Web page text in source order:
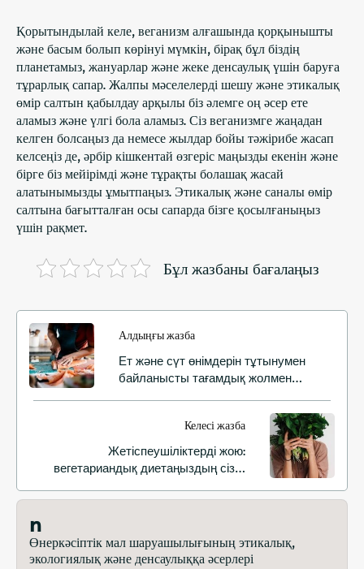
Қорытындылай келе, веганизм алғашында қорқынышты
және басым болып көрінуі мүмкін, бірақ бұл біздің
планетамыз, жануарлар және жеке денсаулық үшін баруға
тұрарлық сапар. Жалпы мәселелерді шешу және этикалық
өмір салтын қабылдау арқылы біз әлемге оң әсер ете
аламыз және үлгі бола аламыз. Сіз веганизмге жаңадан
келген болсаңыз да немесе жылдар бойы тәжірибе жасап
келсеңіз де, әрбір кішкентай өзгеріс маңызды екенін және
бірге біз мейірімді және тұрақты болашақ жасай
алатынымызды ұмытпаңыз. Этикалық және саналы өмір
салтына бағытталған осы сапарда бізге қосылғаныңыз
үшін рақмет.
Бұл жазбаны бағалаңыз
Алдыңғы жазба
Ет және сүт өнімдерін тұтынумен
байланысты тағамдық жолмен
Келесі жазба
Жетіспеушіліктерді жою:
вегетариандық диетаңыздың сізге
қамтамасыз ететініне көз жеткізу
n
Өнеркәсіптік мал шаруашылығының этикалық,
экологиялық және денсаулыққа әсерлері